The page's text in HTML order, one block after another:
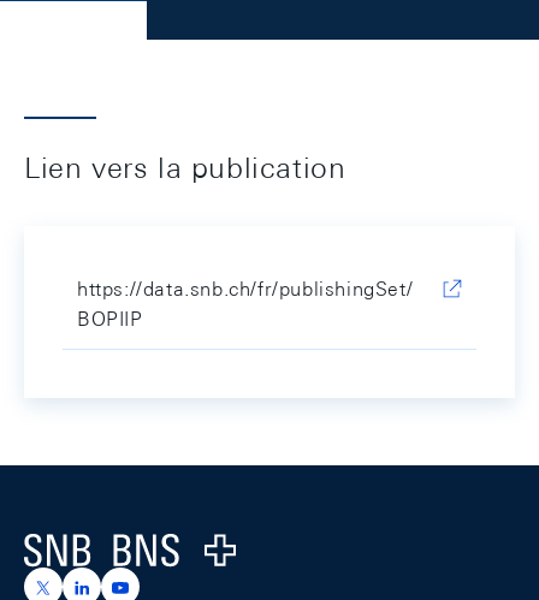
Lien vers la publication
https://data.snb.ch/fr/publishingSet/
BOPIIP
Logo
https://x.com/snb_bns
https://ch.linkedin.com/company/swiss-national-
https://www.youtube.com/@swissnationalbank